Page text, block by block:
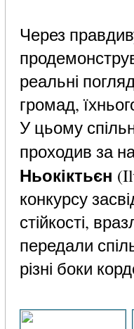
Через
реальні
громад,
У цьому
проходив за
Ньокіктьєн
конкурсу
стійкості,
передали
різні боки